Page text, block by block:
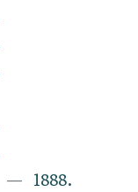
1888.